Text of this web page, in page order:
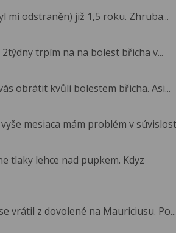
mi odstraněn) již 1,5 roku. Zhruba...
trpím na na bolest břicha v...
obrátit kvůli bolestem břicha. Asi...
mesiaca mám problém v
tlaky lehce nad pupkem. Kdyz
vrátil z dovolené na Mauriciusu. Po...